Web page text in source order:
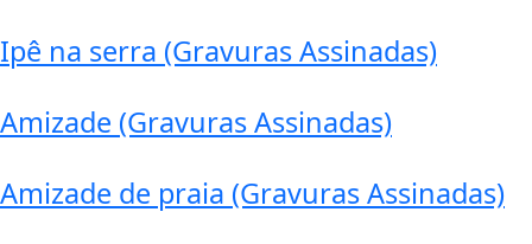
Ipê na serra (Gravuras Assinadas)
Amizade (Gravuras Assinadas)
Amizade de praia (Gravuras Assinadas)